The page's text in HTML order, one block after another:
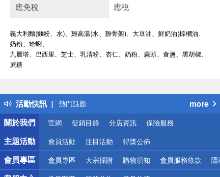
應免稅
應稅
義大利麵(麵粉、水)、雞高湯(水、雞骨架)、大豆油、鮮奶油(棕櫚油、
奶粉 、蛤蜊、
九層塔 、巴西里、芝士、乳清粉、杏仁、奶粉、蒜頭、食鹽 、黑胡椒、
蔗糖
活動快訊
得獎公告
熱門話題
銀行優惠
偏遠地區配送
詐騙網頁！請小心！
more
關於我們
官網 促銷目錄 分店資訊 保險服務
主題活動 會員活動 注目活動 得獎公佈
會員專區 會員專區 大宗採購 購物須知 會員服務條款 隱